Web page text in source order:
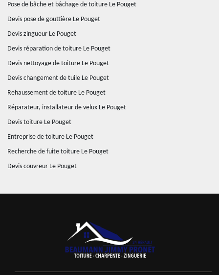
Pose de bâche et bâchage de toiture Le Pouget
Devis pose de gouttière Le Pouget
Devis zingueur Le Pouget
Devis réparation de toiture Le Pouget
Devis nettoyage de toiture Le Pouget
Devis changement de tuile Le Pouget
Rehaussement de toiture Le Pouget
Réparateur, installateur de velux Le Pouget
Devis toiture Le Pouget
Entreprise de toiture Le Pouget
Recherche de fuite toiture Le Pouget
Devis couvreur Le Pouget